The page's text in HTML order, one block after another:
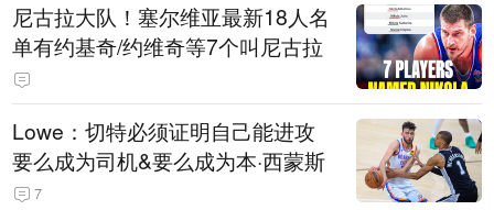
尼古拉大队！塞尔维亚最新18人名
单有约基奇/约维奇等7个叫尼古拉
Lowe：切特必须证明自己能进攻
要么成为司机&要么成为本·西蒙斯
7